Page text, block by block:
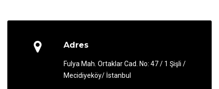
Adres
Fulya Mah. Ortaklar Cad. No: 47 / 1 Şişli /
Mecidiyeköy/ İstanbul